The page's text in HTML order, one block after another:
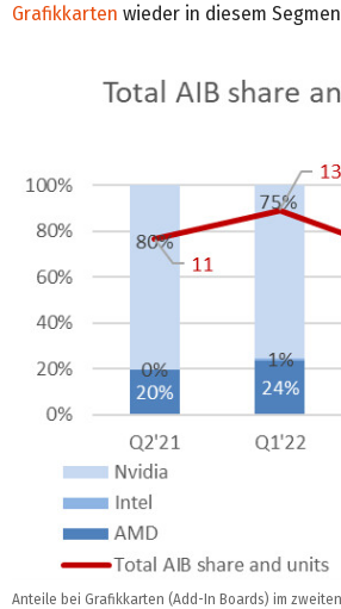
Grafikkarten wieder in diesem
Anteile bei Grafikkarten (Add-In Boards) im